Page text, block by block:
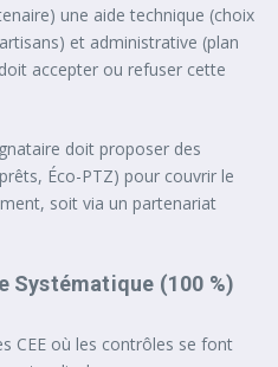
une aide technique (choix
et administrative (plan
accepter ou refuser cette
doit proposer des
Éco-PTZ) pour couvrir le
soit via un partenariat
Systématique (100 %)
CEE où les contrôles se font